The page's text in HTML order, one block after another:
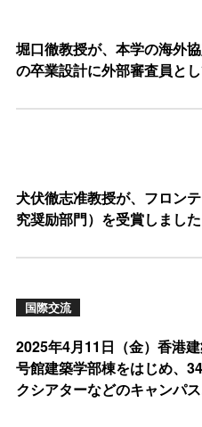
堀口徹教授が、本学の海外
の卒業設計に外部審査員とし
犬伏徹志准教授が、フロン
究奨励部門）を受賞しました
国際交流
2025年4月11日（金）香港
号館建築学部棟をはじめ、
クシアターなどのキャンパ